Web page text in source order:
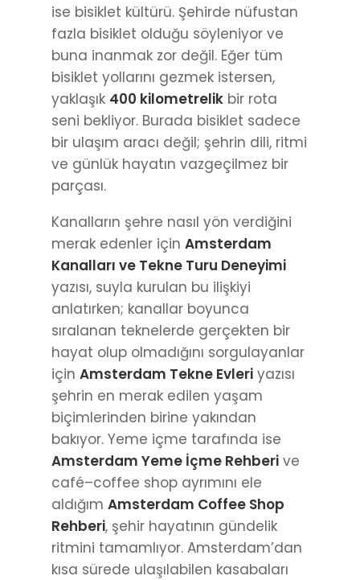
ise bisiklet kültürü. Şehirde nüfustan
fazla bisiklet olduğu söyleniyor ve
buna inanmak zor değil. Eğer tüm
bisiklet yollarını gezmek istersen,
yaklaşık 400 kilometrelik bir rota
seni bekliyor. Burada bisiklet sadece
bir ulaşım aracı değil; şehrin dili, ritmi
ve günlük hayatın vazgeçilmez bir
parçası.
Kanalların şehre nasıl yön verdiğini
merak edenler için Amsterdam
Kanalları ve Tekne Turu Deneyimi
yazısı, suyla kurulan bu ilişkiyi
anlatırken; kanallar boyunca
sıralanan teknelerde gerçekten bir
hayat olup olmadığını sorgulayanlar
için Amsterdam Tekne Evleri yazısı
şehrin en merak edilen yaşam
biçimlerinden birine yakından
bakıyor. Yeme içme tarafında ise
Amsterdam Yeme İçme Rehberi ve
café–coffee shop ayrımını ele
aldığım Amsterdam Coffee Shop
Rehberi, şehir hayatının gündelik
ritmini tamamlıyor. Amsterdam’dan
kısa sürede ulaşılabilen kasabaları